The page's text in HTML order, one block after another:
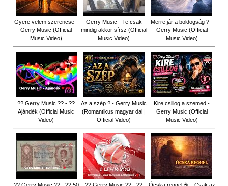
Gyere velem szerencse -
Gerry Music (Official
Music Video)
Gerry Music - Te csak
mindig akkor sírsz (Official
Music Video)
Merre jár a boldogság ? -
Gerry Music (Official
Music Video)
?? Gerry Music ?? - ??
Ajándék (Official Music
Video)
Az a szép ? - Gerry Music
(Romantikus magyar dal |
Official Video)
Kire csillog a szemed -
Gerry Music (Official
Music Video)